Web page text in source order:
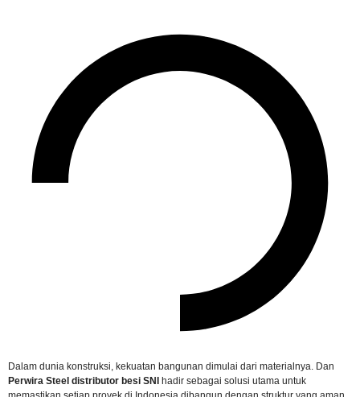
Dalam dunia konstruksi, kekuatan bangunan dimulai dari materialnya. Dan
Perwira Steel distributor besi SNI
hadir sebagai solusi utama untuk